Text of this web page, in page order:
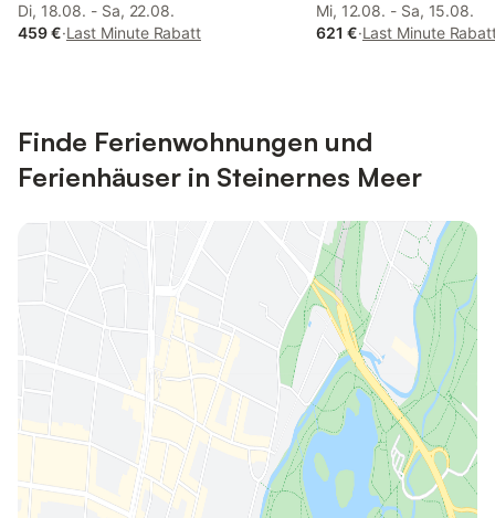
Di, 18.08. - Sa, 22.08.
459 €·Last Minute Rabatt
Mi, 12.08. - Sa, 15.08.
621 €·Last Minute
Finde Ferienwohnungen und
Ferienhäuser in Steinernes Meer